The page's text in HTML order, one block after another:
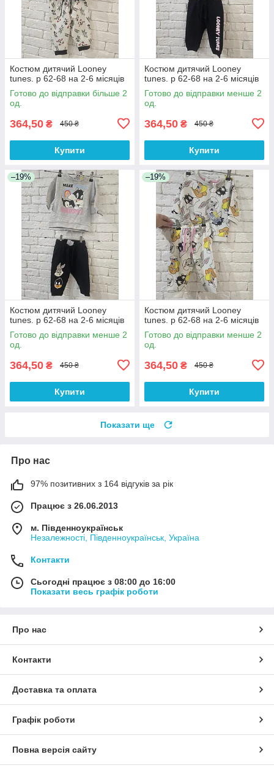
Костюм дитячий Looney
tunes. р 62-68 на 2-6 місяців
Готово до відправки більше 2
од.
364,50 ₴ 450 ₴
Купити
Костюм дитячий Looney
tunes. р 62-68 на 2-6 місяців
Готово до відправки менше 2
од.
364,50 ₴ 450 ₴
Купити
–19%
Костюм дитячий Looney
tunes. р 62-68 на 2-6 місяців
Готово до відправки менше 2
од.
364,50 ₴ 450 ₴
Купити
–19%
Костюм дитячий Looney
tunes. р 62-68 на 2-6 місяців
Готово до відправки менше 2
од.
364,50 ₴ 450 ₴
Купити
Показати ще
Про нас
97% позитивних з 164 відгуків за рік
Працює з 26.06.2013
м. Південноукраїнськ
Незалежності, Південноукраїнськ, Україна
Контакти
Сьогодні працює з 08:00 до 16:00
Показати весь графік роботи
Про нас
Контакти
Доставка та оплата
Графік роботи
Повна версія сайту